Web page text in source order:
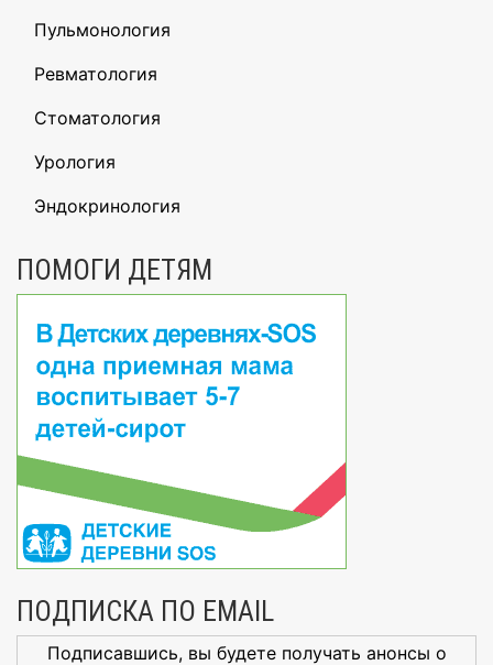
Пульмонология
Ревматология
Стоматология
Урология
Эндокринология
ПОМОГИ ДЕТЯМ
ПОДПИСКА ПО EMAIL
Подписавшись, вы будете получать анонсы о